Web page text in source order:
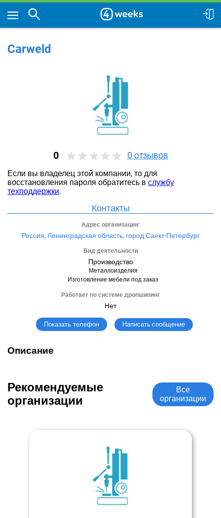
Carweld
0 0 отзывов
Если вы владелец этой компании, то для
восстановления пароля обратитесь в службу
техподдержки.
Контакты
Адрес организации:
Россия, Ленинградская область, город Санкт-Петербург
Вид деятельности
Производство
Металлоизделия
Изготовление мебели под заказ
Работает по системе дропшипинг
Нет
Показать телефон Написать сообщение
Описание
Рекомендуемые
организации
Все
организации